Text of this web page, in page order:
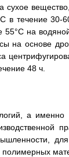
сухое
в течение
на
на основе
48 ч.
а